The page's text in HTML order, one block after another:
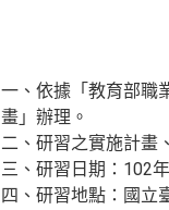
一、依據「教育部職
畫」辦理。
二、研習之實施計畫
三、研習日期：102
四、研習地點：國立